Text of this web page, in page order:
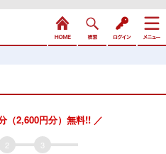
（2,600円分）無料!! ／